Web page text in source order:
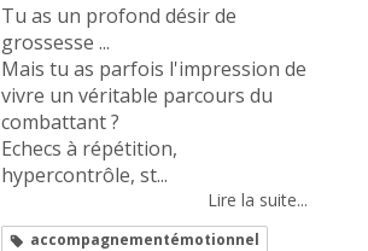
Tu as un profond désir de
grossesse ...
Mais tu as parfois l'impression de
vivre un véritable parcours du
combattant ?
Echecs à répétition,
hypercontrôle, st...
Lire la suite...
accompagnementémotionnel